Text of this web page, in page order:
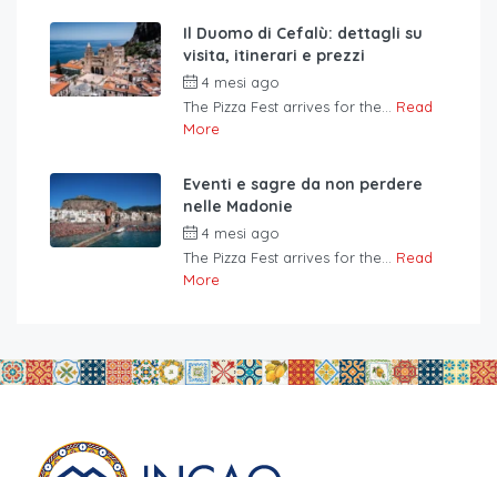
Il Duomo di Cefalù: dettagli su
visita, itinerari e prezzi
4 mesi ago
The Pizza Fest arrives for the... Read
More
Eventi e sagre da non perdere
nelle Madonie
4 mesi ago
The Pizza Fest arrives for the... Read
More